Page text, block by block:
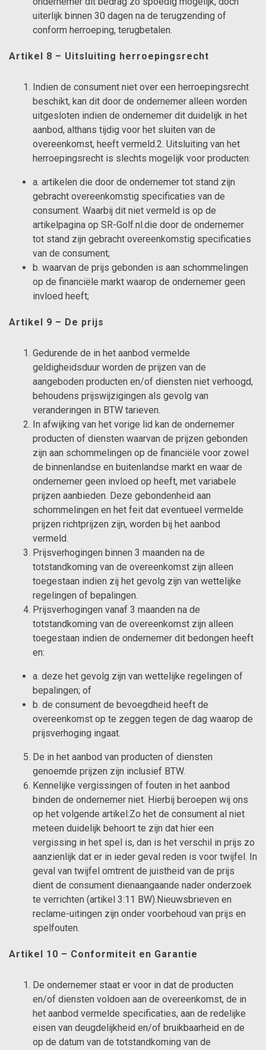
uiterlijk binnen 30 dagen na de terugzending of
conform herroeping, terugbetalen.
Artikel 8 – Uitsluiting herroepingsrecht
Indien de consument niet over een herroepingsrecht
beschikt, kan dit door de ondernemer alleen worden
uitgesloten indien de ondernemer dit duidelijk in het
aanbod, althans tijdig voor het sluiten van de
overeenkomst, heeft vermeld.2. Uitsluiting van het
herroepingsrecht is slechts mogelijk voor producten:
a. artikelen die door de ondernemer tot stand zijn
gebracht overeenkomstig specificaties van de
consument. Waarbij dit niet vermeld is op de
artikelpagina op SR-Golf.nl.die door de ondernemer
tot stand zijn gebracht overeenkomstig specificaties
van de consument;
b. waarvan de prijs gebonden is aan schommelingen
op de financiële markt waarop de ondernemer geen
invloed heeft;
Artikel 9 – De prijs
Gedurende de in het aanbod vermelde
geldigheidsduur worden de prijzen van de
aangeboden producten en/of diensten niet verhoogd,
behoudens prijswijzigingen als gevolg van
veranderingen in BTW tarieven.
In afwijking van het vorige lid kan de ondernemer
producten of diensten waarvan de prijzen gebonden
zijn aan schommelingen op de financiële voor zowel
de binnenlandse en buitenlandse markt en waar de
ondernemer geen invloed op heeft, met variabele
prijzen aanbieden. Deze gebondenheid aan
schommelingen en het feit dat eventueel vermelde
prijzen richtprijzen zijn, worden bij het aanbod
vermeld.
Prijsverhogingen binnen 3 maanden na de
totstandkoming van de overeenkomst zijn alleen
toegestaan indien zij het gevolg zijn van wettelijke
regelingen of bepalingen.
Prijsverhogingen vanaf 3 maanden na de
totstandkoming van de overeenkomst zijn alleen
toegestaan indien de ondernemer dit bedongen heeft
en:
a. deze het gevolg zijn van wettelijke regelingen of
bepalingen; of
b. de consument de bevoegdheid heeft de
overeenkomst op te zeggen tegen de dag waarop de
prijsverhoging ingaat.
De in het aanbod van producten of diensten
genoemde prijzen zijn inclusief BTW.
Kennelijke vergissingen of fouten in het aanbod
binden de ondernemer niet. Hierbij beroepen wij ons
op het volgende artikel:Zo het de consument al niet
meteen duidelijk behoort te zijn dat hier een
vergissing in het spel is, dan is het verschil in prijs zo
aanzienlijk dat er in ieder geval reden is voor twijfel. In
geval van twijfel omtrent de juistheid van de prijs
dient de consument dienaangaande nader onderzoek
te verrichten (artikel 3:11 BW).Nieuwsbrieven en
reclame-uitingen zijn onder voorbehoud van prijs en
spelfouten.
Artikel 10 – Conformiteit en Garantie
De ondernemer staat er voor in dat de producten
en/of diensten voldoen aan de overeenkomst, de in
het aanbod vermelde specificaties, aan de redelijke
eisen van deugdelijkheid en/of bruikbaarheid en de
op de datum van de totstandkoming van de